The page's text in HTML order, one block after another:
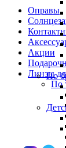
Оправы
Акции
Линзы
По
По